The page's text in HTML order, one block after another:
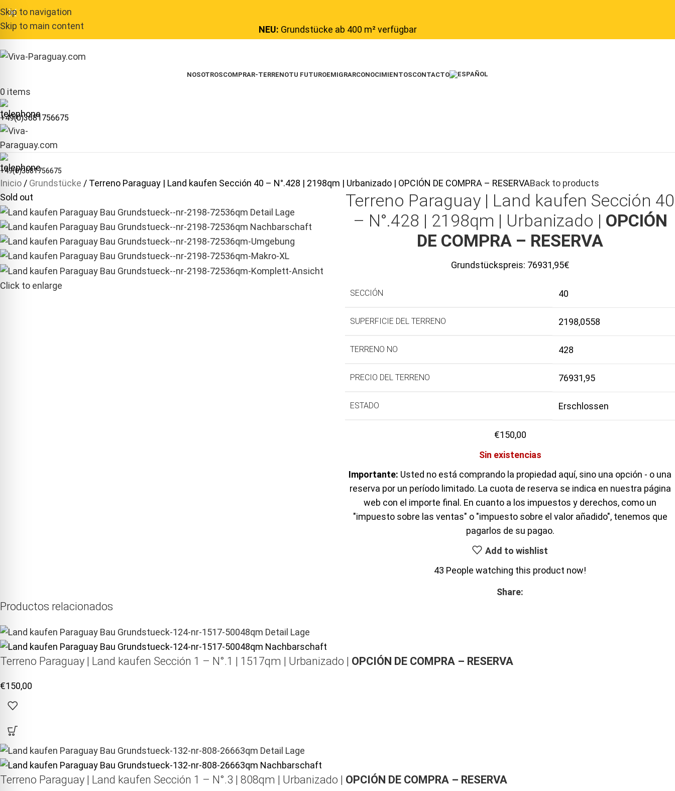
Skip to navigation
Skip to main content
NEU: Grundstücke ab 400 m² verfügbar
NOSOTROSCOMPRAR-TERRENOTU FUTUROEMIGRARCONOCIMIENTOSCONTACTO
0 items
+49(0)3681756675
+49(0)3681756675
Inicio Grundstücke Terreno Paraguay | Land kaufen Sección 40 – N°.428 | 2198qm | Urbanizado | OPCIÓN DE COMPRA – RESERVABack to products
Sold out
Click to enlarge
Terreno Paraguay | Land kaufen Sección 40
– N°.428 | 2198qm | Urbanizado | OPCIÓN
DE COMPRA – RESERVA
Grundstückspreis: 76931,95€
SECCIÓN 40
SUPERFICIE DEL TERRENO 2198,0558
TERRENO NO 428
PRECIO DEL TERRENO 76931,95
ESTADO Erschlossen
€150,00
Sin existencias
Importante: Usted no está comprando la propiedad aquí, sino una opción - o una
reserva por un período limitado. La cuota de reserva se indica en nuestra página
web con el importe final. En cuanto a los impuestos y derechos, como un
"impuesto sobre las ventas" o "impuesto sobre el valor añadido", tenemos que
pagarlos de su pagao.
Add to wishlist
43 People watching this product now!
Share:
Productos relacionados
Terreno Paraguay | Land kaufen Sección 1 – N°.1 | 1517qm | Urbanizado | OPCIÓN DE COMPRA – RESERVA
€150,00
Terreno Paraguay | Land kaufen Sección 1 – N°.3 | 808qm | Urbanizado | OPCIÓN DE COMPRA – RESERVA